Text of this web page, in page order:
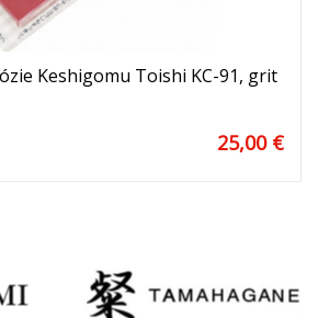
Keshigomu Toishi KC-91, grit
25,00 €